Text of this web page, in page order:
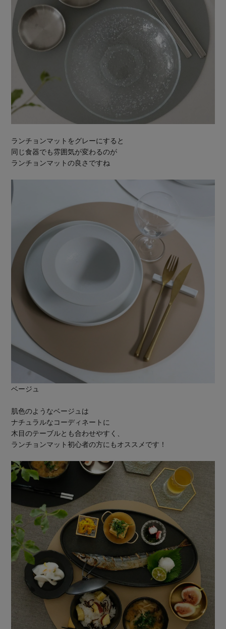
ランチョンマットをグレーにすると
同じ食器でも雰囲気が変わるのが
ランチョンマットの良さですね
ベージュ
肌色のようなベージュは
ナチュラルなコーディネートに
木目のテーブルとも合わせやすく、
ランチョンマット初心者の方にもオススメです！